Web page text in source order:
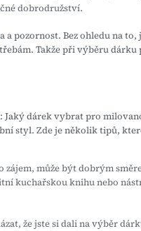
dobrodružství.
a pozornost. Bez ohledu na to,
Takže při výběru dárku
Jaký dárek vybrat pro
styl. Zde je několik tipů,
zájem, může být dobrým
kuchařskou knihu nebo
že jste si dali na výběr